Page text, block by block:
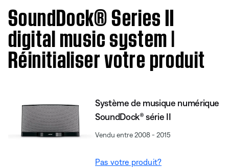
SoundDock® Series II
digital music system |
Réinitialiser votre produit
Système de musique numérique
SoundDock® série II
Vendu entre 2008 - 2015
Pas votre produit?